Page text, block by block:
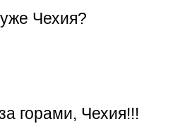
Чехия?
горами, Чехия!!!